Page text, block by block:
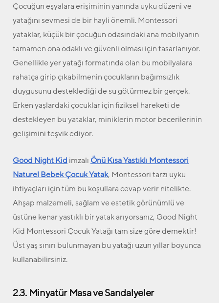
Çocuğun eşyalara erişiminin yanında uyku düzeni ve
yatağını sevmesi de bir hayli önemli. Montessori
yataklar, küçük bir çocuğun odasındaki ana mobilyanın
tamamen ona odaklı ve güvenli olması için tasarlanıyor.
Genellikle yer yatağı formatında olan bu mobilyalara
rahatça girip çıkabilmenin çocukların bağımsızlık
duygusunu desteklediği de su götürmez bir gerçek.
Erken yaşlardaki çocuklar için fiziksel hareketi de
destekleyen bu yataklar, miniklerin motor becerilerinin
gelişimini teşvik ediyor.
Good Night Kid imzalı Önü Kısa Yastıklı Montessori
Naturel Bebek Çocuk Yatak, Montessori tarzı uyku
ihtiyaçları için tüm bu koşullara cevap verir nitelikte.
Ahşap malzemeli, sağlam ve estetik görünümlü ve
üstüne kenar yastıklı bir yatak arıyorsanız, Good Night
Kid Montessori Çocuk Yatağı tam size göre demektir!
Üst yaş sınırı bulunmayan bu yatağı uzun yıllar boyunca
kullanabilirsiniz.
2.3. Minyatür Masa ve Sandalyeler